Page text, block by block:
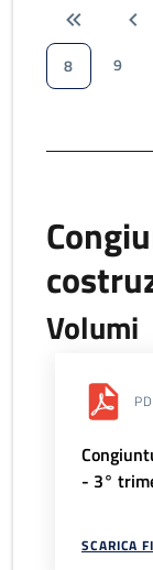
8
9
Volumi
- 3°
SCARICA